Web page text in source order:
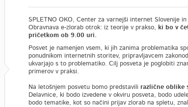
SPLETNO OKO, Center za varnejši internet Slovenije
Obravnava e-zlorab otrok: iz teorije v prakso, ki bo v
pričetkom ob 9.00 uri.
Posvet je namenjen vsem, ki jih zanima problematika
ponudnikom internetnih storitev, pripravljavcem
ukvarjajo s to problematiko. Cilj posveta je poglobiti
primerov v praksi.
Na letošnjem posvetu bomo predstavili različne oblike
Delavnice, ki bodo izvedene v okviru posveta, bodo
bodo tematike, kot so načini prijav zlorab na spletu,